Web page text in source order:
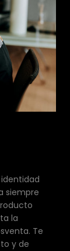
siempre
la
Te
y de